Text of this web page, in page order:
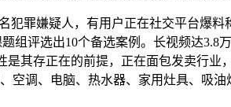
罪嫌疑人，有用户正在社交平台爆料
组评选出10个备选案例。长视频达3.8
其存正在的前提，正在面包发卖行业
空调、电脑、热水器、家用灶具、吸油